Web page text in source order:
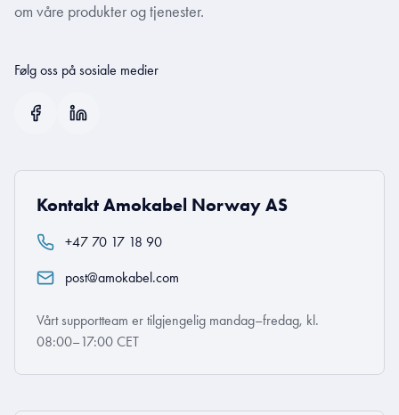
om våre produkter og tjenester.
Følg oss på sosiale medier
Kontakt Amokabel Norway AS
+47 70 17 18 90
post@amokabel.com
Vårt supportteam er tilgjengelig mandag–fredag, kl.
08:00–17:00 CET